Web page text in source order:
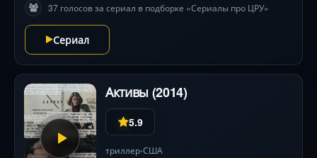
37 голосов за сериал в подборке «Сериалы про ЦРУ»
Сериал
Активы (2014)
5.9
триллер•США